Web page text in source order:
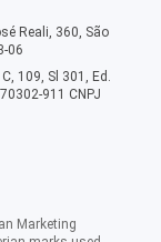
Reali, 360, São
06
109, Sl 301, Ed.
911 CNPJ
Marketing